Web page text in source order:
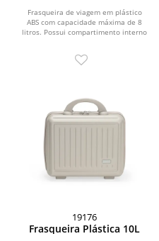
Frasqueira de viagem em plástico
ABS com capacidade máxima de 8
litros. Possui compartimento interno
19176
Frasqueira Plástica 10L